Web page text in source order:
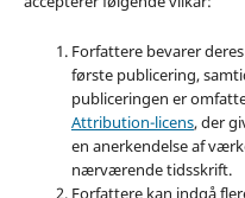
Forfattere bevarer
første publicering,
publiceringen er
Attribution-licens, der
en anerkendelse af
nærværende tidsskrift.
Forfattere kan indgå